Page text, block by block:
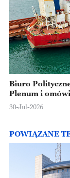
Biuro
Plenum i
30-Jul-2026
POWIĄZANE